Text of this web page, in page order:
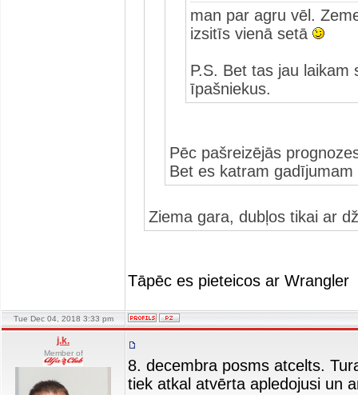
man par agru vēl.
izsitīs vienā setā
P.S. Bet tas jau laikam
īpašniekus.
Pēc pašreizējās
Bet es katram
Ziema gara, dubļos tikai ar
Tāpēc es pieteicos ar Wrangler
Tue Dec 04, 2018 3:33 pm
j.k.
Member of
8. decembra posms atcelts.
tiek atkal atvērta apledojusi un